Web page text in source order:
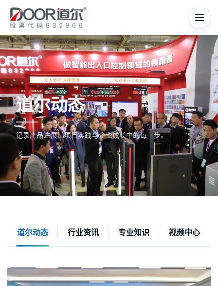
道尔动态
记录产品进展、项目实践与企业成长中的每一步。
道尔动态 行业资讯 专业知识 视频中心